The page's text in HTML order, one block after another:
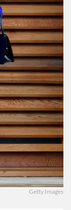
Getty Images